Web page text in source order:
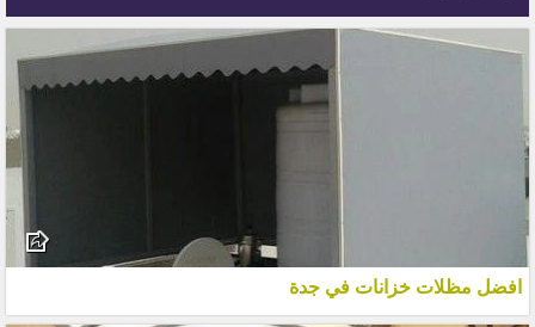
افضل مظلات خزانات في جدة